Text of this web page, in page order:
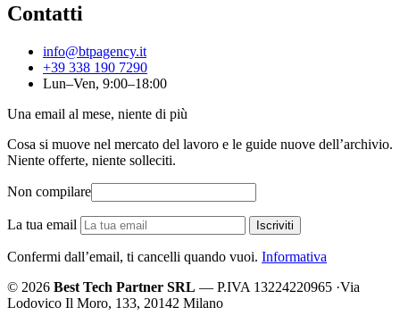
Contatti
info@btpagency.it
+39 338 190 7290
Lun–Ven, 9:00–18:00
Una email al mese, niente di più
Cosa si muove nel mercato del lavoro e le guide nuove dell’archivio.
Niente offerte, niente solleciti.
Non compilare
La tua email Iscriviti
Confermi dall’email, ti cancelli quando vuoi. Informativa
© 2026 Best Tech Partner SRL — P.IVA 13224220965 ·Via
Lodovico Il Moro, 133, 20142 Milano